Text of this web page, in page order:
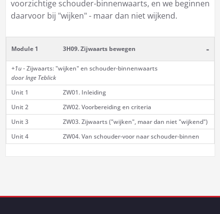
voorzichtige schouder-binnenwaarts, en we beginnen
daarvoor bij "wijken" - maar dan niet wijkend.
Module 1 3H09. Zijwaarts bewegen -
+1u- Zijwaarts: "wijken" en schouder-binnenwaarts
door Inge Teblick
Unit 1
ZW01. Inleiding
Unit 2
ZW02. Voorbereiding en criteria
Unit 3
ZW03. Zijwaarts ("wijken", maar dan niet "wijkend")
Unit 4
ZW04. Van schouder-voor naar schouder-binnen